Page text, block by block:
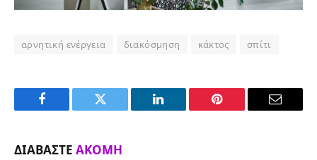
αρνητική ενέργεια διακόσμηση κάκτος σπίτι
Facebook Twitter LinkedIn Pinterest Email
ΔΙΑΒΆΣΤΕ ΑΚΌΜΗ